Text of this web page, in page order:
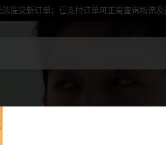
交新订单；已支付订单可正常查询物流及